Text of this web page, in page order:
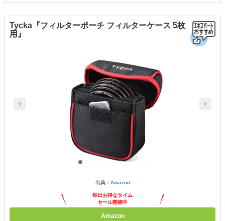
Tycka『フィルターポーチ フィルターケース 5枚
用』
出典： Amazon
毎日お得なタイム
セール開催中
Amazon